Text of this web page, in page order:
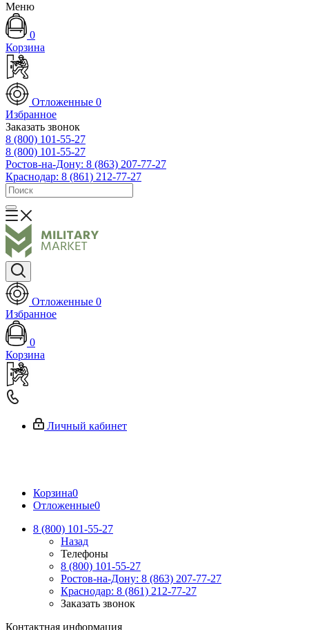
Меню
0
Корзина
Отложенные 0
Избранное
Заказать звонок
8 (800) 101-55-27
8 (800) 101-55-27
Ростов-на-Дону: 8 (863) 207-77-27
Краснодар: 8 (861) 212-77-27
Отложенные 0
Избранное
0
Корзина
Личный кабинет
Корзина0
Отложенные0
8 (800) 101-55-27
Назад
Телефоны
8 (800) 101-55-27
Ростов-на-Дону: 8 (863) 207-77-27
Краснодар: 8 (861) 212-77-27
Заказать звонок
Контактная информация